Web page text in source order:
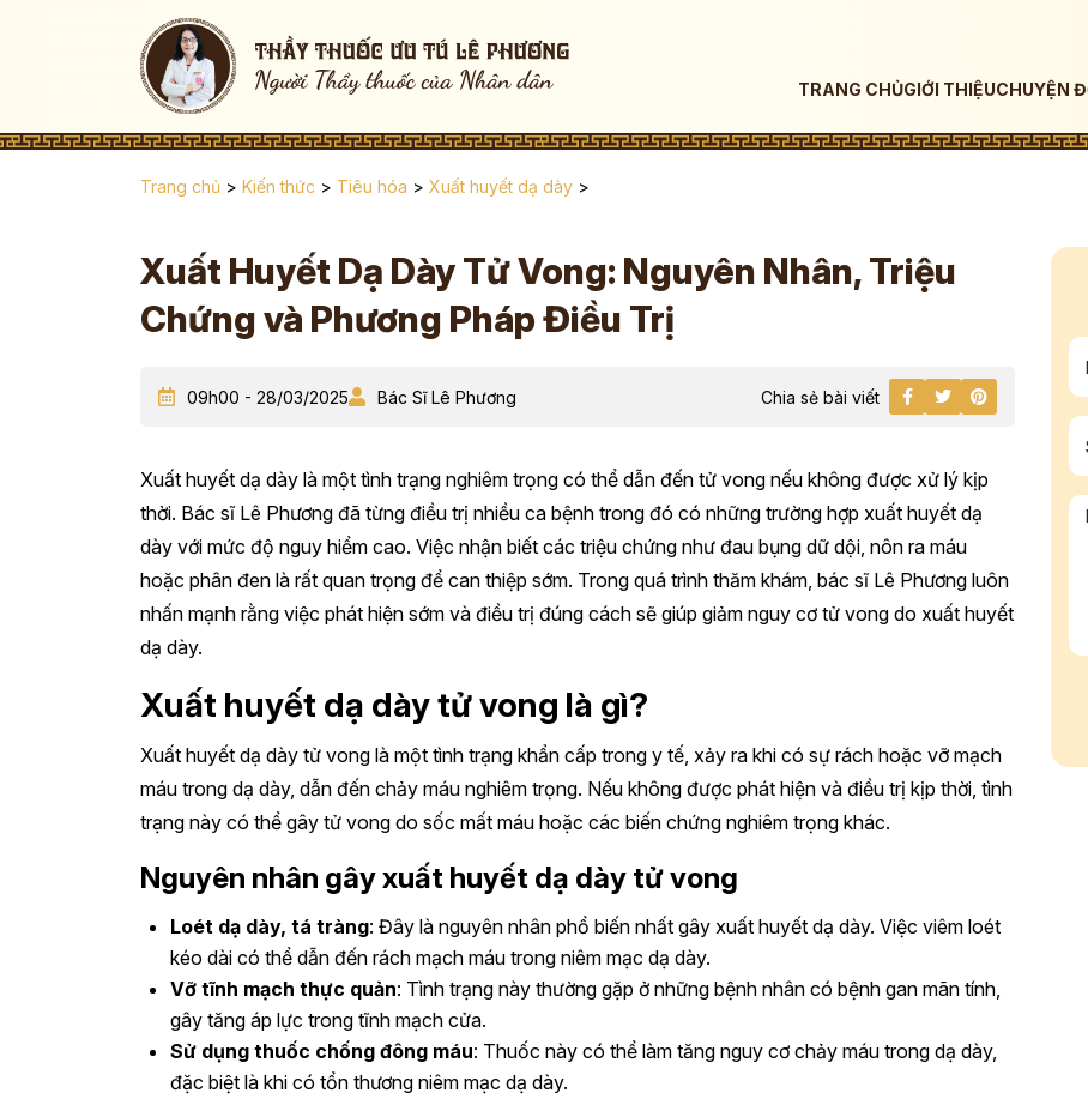
TRANG CHỦGIỚI THIỆUCHUYỆN
Trang chủ > Kiến thức > Tiêu hóa > Xuất huyết dạ dày >
Xuất Huyết Dạ Dày Tử Vong: Nguyên Nhân, Triệu
Chứng và Phương Pháp Điều Trị
09h00 - 28/03/2025 Bác Sĩ Lê Phương Chia sẻ bài viết
Xuất huyết dạ dày là một tình trạng nghiêm trọng có thể dẫn đến tử vong nếu không được xử lý kịp
thời. Bác sĩ Lê Phương đã từng điều trị nhiều ca bệnh trong đó có những trường hợp xuất huyết dạ
dày với mức độ nguy hiểm cao. Việc nhận biết các triệu chứng như đau bụng dữ dội, nôn ra máu
hoặc phân đen là rất quan trọng để can thiệp sớm. Trong quá trình thăm khám, bác sĩ Lê Phương luôn
nhấn mạnh rằng việc phát hiện sớm và điều trị đúng cách sẽ giúp giảm nguy cơ tử vong do xuất huyết
dạ dày.
Xuất huyết dạ dày tử vong là gì?
Xuất huyết dạ dày tử vong là một tình trạng khẩn cấp trong y tế, xảy ra khi có sự rách hoặc vỡ mạch
máu trong dạ dày, dẫn đến chảy máu nghiêm trọng. Nếu không được phát hiện và điều trị kịp thời, tình
trạng này có thể gây tử vong do sốc mất máu hoặc các biến chứng nghiêm trọng khác.
Nguyên nhân gây xuất huyết dạ dày tử vong
Loét dạ dày, tá tràng: Đây là nguyên nhân phổ biến nhất gây xuất huyết dạ dày. Việc viêm loét
kéo dài có thể dẫn đến rách mạch máu trong niêm mạc dạ dày.
Vỡ tĩnh mạch thực quản: Tình trạng này thường gặp ở những bệnh nhân có bệnh gan mãn tính,
gây tăng áp lực trong tĩnh mạch cửa.
Sử dụng thuốc chống đông máu: Thuốc này có thể làm tăng nguy cơ chảy máu trong dạ dày,
đặc biệt là khi có tổn thương niêm mạc dạ dày.